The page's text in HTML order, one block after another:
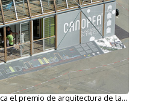
el premio de arquitectura de la